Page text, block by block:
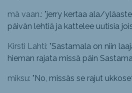
mä vaan.: "jerry kertaa ala/
päivän lehtiä ja kattelee uutisia
Kirsti Lahti: "Sastamala on niin
hieman rajata missä päin
miksu: " No, missäs se rajut